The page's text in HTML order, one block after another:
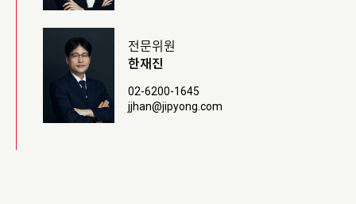
전문위원
한재진
02-6200-1645
jjhan@jipyong.com